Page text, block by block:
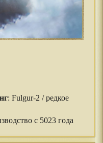
: Fulgur-2 / редкое
с 5023 года